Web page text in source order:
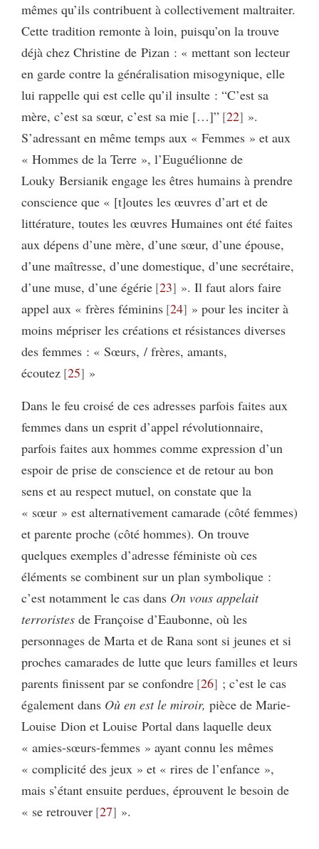
mêmes qu’ils contribuent à collectivement maltraiter.
Cette tradition remonte à loin, puisqu’on la trouve
déjà chez Christine de Pizan : « mettant son lecteur
en garde contre la généralisation misogynique, elle
lui rappelle qui est celle qu’il insulte : “C’est sa
mère, c’est sa sœur, c’est sa mie […]” 22 ».
S’adressant en même temps aux « Femmes » et aux
« Hommes de la Terre », l’Euguélionne de
Louky Bersianik engage les êtres humains à prendre
conscience que « [t]outes les œuvres d’art et de
littérature, toutes les œuvres Humaines ont été faites
aux dépens d’une mère, d’une sœur, d’une épouse,
d’une maîtresse, d’une domestique, d’une secrétaire,
d’une muse, d’une égérie 23 ». Il faut alors faire
appel aux « frères féminins 24 » pour les inciter à
moins mépriser les créations et résistances diverses
des femmes : « Sœurs, / frères, amants,
écoutez 25 »
Dans le feu croisé de ces adresses parfois faites aux
femmes dans un esprit d’appel révolutionnaire,
parfois faites aux hommes comme expression d’un
espoir de prise de conscience et de retour au bon
sens et au respect mutuel, on constate que la
« sœur » est alternativement camarade (côté femmes)
et parente proche (côté hommes). On trouve
quelques exemples d’adresse féministe où ces
éléments se combinent sur un plan symbolique :
c’est notamment le cas dans On vous appelait
terroristes de Françoise d’Eaubonne, où les
personnages de Marta et de Rana sont si jeunes et si
proches camarades de lutte que leurs familles et leurs
parents finissent par se confondre 26 ; c’est le cas
également dans Où en est le miroir, pièce de Marie-
Louise Dion et Louise Portal dans laquelle deux
« amies-sœurs-femmes » ayant connu les mêmes
« complicité des jeux » et « rires de l’enfance »,
mais s’étant ensuite perdues, éprouvent le besoin de
« se retrouver 27 ».